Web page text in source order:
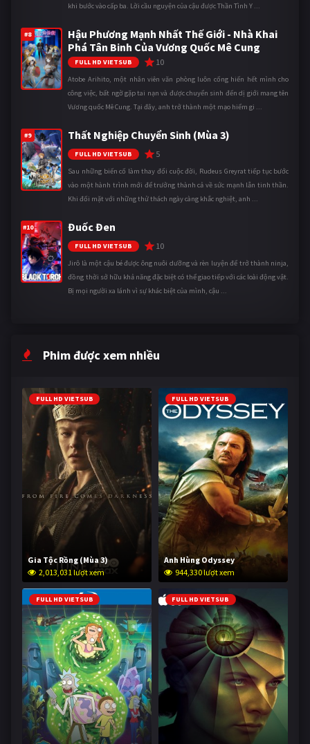
khi bước vào cấp ba. Lời cầu nguyện của cậu được Thần Tình Y ...
#8
Hậu Phương Mạnh Nhất Thế Giới - Nhà Khai
Phá Tân Binh Của Vương Quốc Mê Cung
FULL HD VIETSUB 10
Atobe Arihito, một nhân viên văn phòng luôn cống hiến hết mình cho
công việc, bất ngờ gặp tai nạn và được chuyển sinh đến dị giới mang tên
Vương quốc Mê Cung. Tại đây, anh trở thành một mạo hiểm gi ...
#9 Thất Nghiệp Chuyển Sinh (Mùa 3)
FULL HD VIETSUB 5
Sau những biến cố làm thay đổi cuộc đời, Rudeus Greyrat tiếp tục bước
vào một hành trình mới để trưởng thành cả về sức mạnh lẫn tinh thần.
Khi đối mặt với những thử thách ngày càng khắc nghiệt, anh ...
#10 Đuốc Đen
FULL HD VIETSUB 10
Jirô là một cậu bé được ông nuôi dưỡng và rèn luyện để trở thành ninja,
đồng thời sở hữu khả năng đặc biệt có thể giao tiếp với các loài động vật.
Bị mọi người xa lánh vì sự khác biệt của mình, cậu ...
Phim được xem nhiều
FULL HD VIETSUB
Gia Tộc Rồng (Mùa 3)
2,013,031 lượt xem
FULL HD VIETSUB
Anh Hùng Odyssey
944,330 lượt xem
FULL HD VIETSUB FULL HD VIETSUB